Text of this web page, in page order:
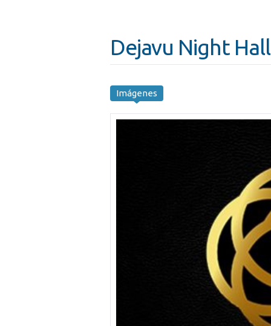
Dejavu Night Hall
Imágenes